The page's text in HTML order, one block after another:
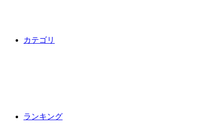
カテゴリ
ランキング